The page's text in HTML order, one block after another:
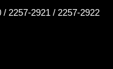
/ 2257-2921 / 2257-2922